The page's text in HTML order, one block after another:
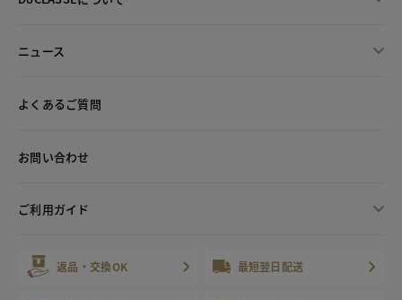
ニュース
よくあるご質問
お問い合わせ
ご利用ガイド
返品・交換OK 最短翌日配送